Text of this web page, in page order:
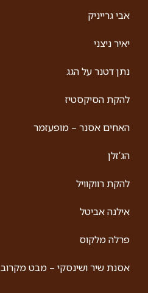
אבי גרייניק
יאיר ניצני
נתן דטנר על הגג
להקת הסיקסטיז
האחים אסנר – מופעזמר
הג′זלן
להקת רווקוויל
אילנה אביטל
פרלה מלקוס
אסנת שיר ושינסקי – מבט מקרוב